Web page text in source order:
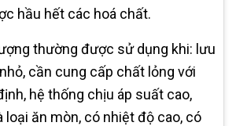
hầu hết các hoá chất.
thường được sử dụng khi: lưu
cần cung cấp chất lỏng với
hệ thống chịu áp suất cao,
loại ăn mòn, có nhiệt độ cao, có